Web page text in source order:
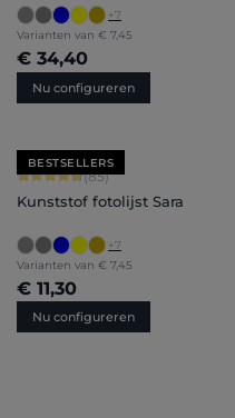
+7
Varianten van € 7,45
€ 34,40
Nu configureren
BESTSELLERS
Gemiddelde waardering van
(85)
Kunststof fotolijst Sara
+7
Varianten van € 7,45
€ 11,30
Nu configureren